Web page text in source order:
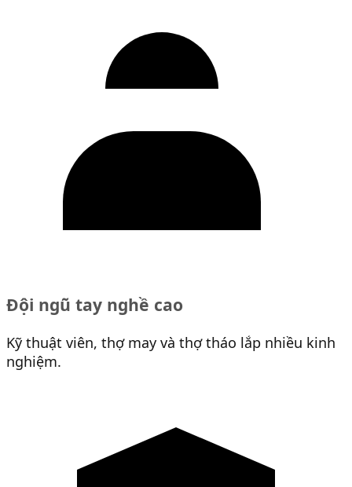
Đội ngũ tay nghề cao
Kỹ thuật viên, thợ may và thợ tháo lắp nhiều kinh
nghiệm.